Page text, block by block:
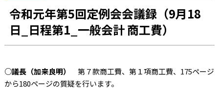
令和元年第5回定例会会議録（9月18
日_日程第1_一般会計 商工費）
○議長（加来良明） 第７款商工費、第１項商工費、175ページ
から180ページの質疑を行います。